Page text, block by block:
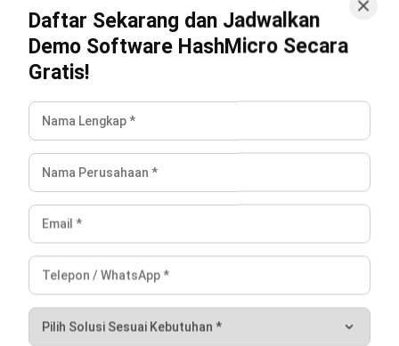
Prinsip, dan Cara Implementasinya
Irga Afghani- 21/04/2026
MANUFACTURING
Computer Aided Manufacturing:
Fungsi, Jenis, dan Penerapannya